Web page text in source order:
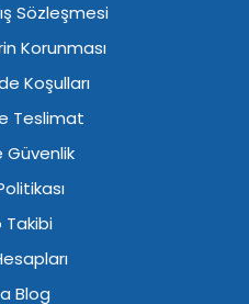
Sözleşmesi
Korunması
Koşulları
Teslimat
Güvenlik
Takibi
Blog